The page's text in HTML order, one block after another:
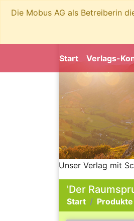
Die Mobus AG als Betreiberin
Start Verlags-
Unser Verlag mit
'Der
Start Produkte